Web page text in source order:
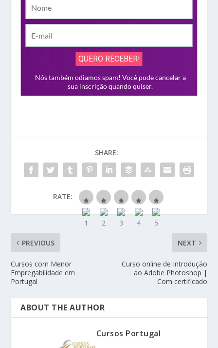
SHARE:
RATE:
PREVIOUS
Cursos com Menor
Empregabilidade em
Portugal
NEXT
Curso online de Introdução
ao Adobe Photoshop |
Com certificado
ABOUT THE AUTHOR
Cursos Portugal